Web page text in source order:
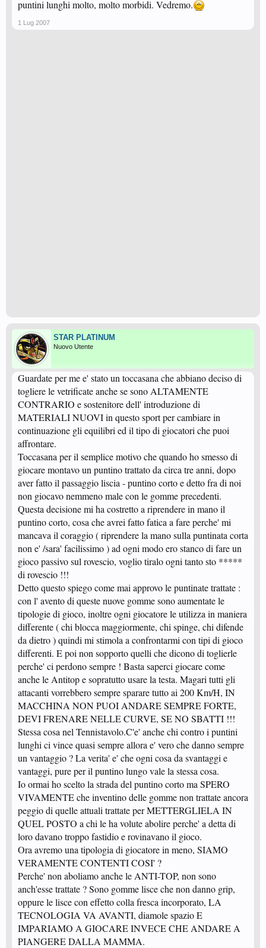
puntini lunghi molto, molto morbidi. Vedremo.
1 Lug 2007
STAR PLATINUM
Nuovo Utente
Guardate per me e' stato un toccasana che abbiano deciso di
togliere le vetrificate anche se sono ALTAMENTE
CONTRARIO e sostenitore dell' introduzione di
MATERIALI NUOVI in questo sport per cambiare in
continuazione gli equilibri ed il tipo di giocatori che puoi
affrontare.
Toccasana per il semplice motivo che quando ho smesso di
giocare montavo un puntino trattato da circa tre anni, dopo
aver fatto il passaggio liscia - puntino corto e detto fra di noi
non giocavo nemmeno male con le gomme precedenti.
Questa decisione mi ha costretto a riprendere in mano il
puntino corto, cosa che avrei fatto fatica a fare perche' mi
mancava il coraggio ( riprendere la mano sulla puntinata corta
non e' /sara' facilissimo ) ad ogni modo ero stanco di fare un
gioco passivo sul rovescio, voglio tiralo ogni tanto sto *****
di rovescio !!!
Detto questo spiego come mai approvo le puntinate trattate :
con l' avento di queste nuove gomme sono aumentate le
tipologie di gioco, inoltre ogni giocatore le utilizza in maniera
differente ( chi blocca maggiormente, chi spinge, chi difende
da dietro ) quindi mi stimola a confrontarmi con tipi di gioco
differenti. E poi non sopporto quelli che dicono di toglierle
perche' ci perdono sempre ! Basta saperci giocare come
anche le Antitop e sopratutto usare la testa. Magari tutti gli
attacanti vorrebbero sempre sparare tutto ai 200 Km/H, IN
MACCHINA NON PUOI ANDARE SEMPRE FORTE,
DEVI FRENARE NELLE CURVE, SE NO SBATTI !!!
Stessa cosa nel Tennistavolo.C'e' anche chi contro i puntini
lunghi ci vince quasi sempre allora e' vero che danno sempre
un vantaggio ? La verita' e' che ogni cosa da svantaggi e
vantaggi, pure per il puntino lungo vale la stessa cosa.
Io ormai ho scelto la strada del puntino corto ma SPERO
VIVAMENTE che inventino delle gomme non trattate ancora
peggio di quelle attuali trattate per METTERGLIELA IN
QUEL POSTO a chi le ha volute abolire perche' a detta di
loro davano troppo fastidio e rovinavano il gioco.
Ora avremo una tipologia di giocatore in meno, SIAMO
VERAMENTE CONTENTI COSI' ?
Perche' non aboliamo anche le ANTI-TOP, non sono
anch'esse trattate ? Sono gomme lisce che non danno grip,
oppure le lisce con effetto colla fresca incorporato, LA
TECNOLOGIA VA AVANTI, diamole spazio E
IMPARIAMO A GIOCARE INVECE CHE ANDARE A
PIANGERE DALLA MAMMA.